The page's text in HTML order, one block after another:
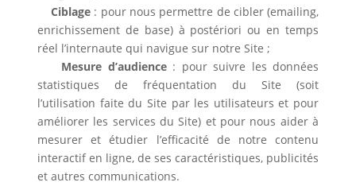
Ciblage : pour nous permettre de cibler (emailing,
enrichissement de base) à postériori ou en temps
réel l’internaute qui navigue sur notre Site ;
Mesure d’audience: pour suivre les données
statistiques de fréquentation du Site (soit
l’utilisation faite du Site par les utilisateurs et pour
améliorer les services du Site) et pour nous aider à
mesurer et étudier l’efficacité de notre contenu
interactif en ligne, de ses caractéristiques, publicités
et autres communications.